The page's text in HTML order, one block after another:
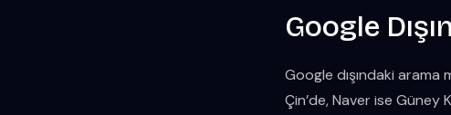
Google
Google dışındaki arama
Çin’de, Naver ise Güney